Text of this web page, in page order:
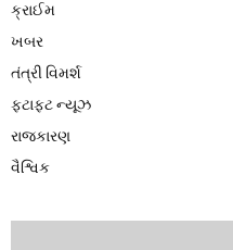
ક્રાઈમ
ખબર
તંત્રી વિમર્શ
ફટાફટ ન્યૂઝ
રાજકારણ
વૈશ્વિક